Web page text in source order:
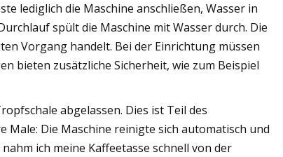
lediglich die Maschine anschließen, Wasser in
spült die Maschine mit Wasser durch. Die
Vorgang handelt. Bei der Einrichtung müssen
bieten zusätzliche Sicherheit, wie zum Beispiel
abgelassen. Dies ist Teil des
Male: Die Maschine reinigte sich automatisch und
ich meine Kaffeetasse schnell von der